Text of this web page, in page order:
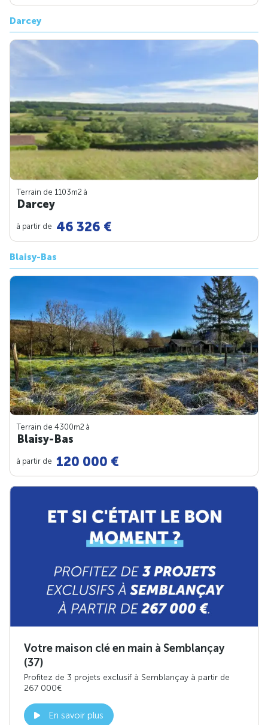
Darcey
Terrain de 1103m2 à
Darcey
à partir de 46 326 €
Blaisy-Bas
Terrain de 4300m2 à
Blaisy-Bas
à partir de 120 000 €
Votre maison clé en main à Semblançay
(37)
Profitez de 3 projets exclusif à Semblançay à partir de
267 000€
En savoir plus